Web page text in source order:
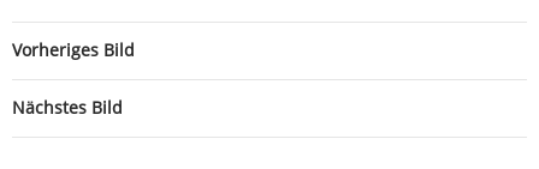
Vorheriges Bild
Nächstes Bild